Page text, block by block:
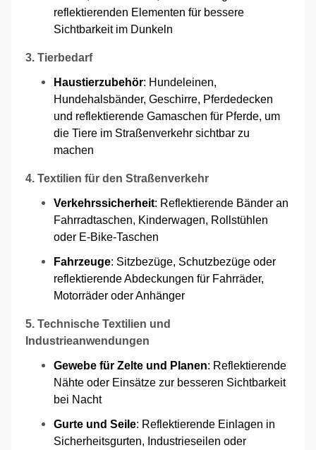
reflektierenden Elementen für bessere
Sichtbarkeit im Dunkeln
3. Tierbedarf
Haustierzubehör: Hundeleinen,
Hundehalsbänder, Geschirre, Pferdedecken
und reflektierende Gamaschen für Pferde, um
die Tiere im Straßenverkehr sichtbar zu
machen
4. Textilien für den Straßenverkehr
Verkehrssicherheit: Reflektierende Bänder an
Fahrradtaschen, Kinderwagen, Rollstühlen
oder E-Bike-Taschen
Fahrzeuge: Sitzbezüge, Schutzbezüge oder
reflektierende Abdeckungen für Fahrräder,
Motorräder oder Anhänger
5. Technische Textilien und
Industrieanwendungen
Gewebe für Zelte und Planen: Reflektierende
Nähte oder Einsätze zur besseren Sichtbarkeit
bei Nacht
Gurte und Seile: Reflektierende Einlagen in
Sicherheitsgurten, Industrieseilen oder